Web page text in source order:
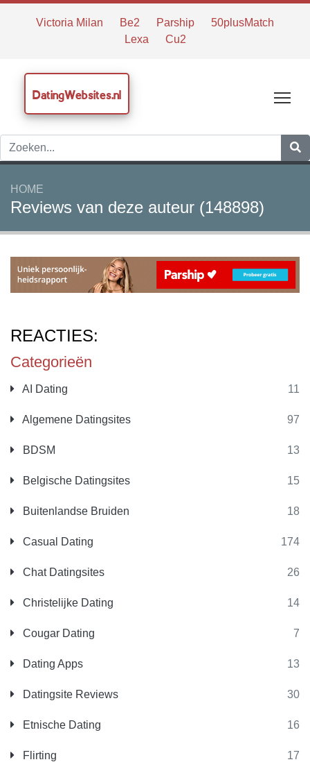
Victoria Milan Be2 Parship
50plusMatch
Lexa
Cu2
DatingWebsites.nl
HOME
Reviews van deze auteur (148898)
Categorieën
AI Dating 11
Algemene Datingsites 97
BDSM 13
Belgische Datingsites 15
Buitenlandse Bruiden 18
Casual Dating 174
Chat Datingsites 26
Christelijke Dating 14
Cougar Dating 7
Dating Apps 13
Datingsite Reviews 30
Etnische Dating 16
Flirting 17
REACTIES: